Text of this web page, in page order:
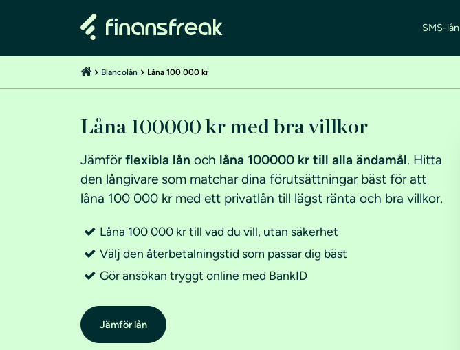
SMS-lån
Blancolån Låna 100 000 kr
Låna 100000 kr med bra villkor
Jämförflexibla lån och låna 100000 kr till alla ändamål. Hitta
den långivare som matchar dina förutsättningar bäst för att
låna 100 000 kr med ett privatlån till lägst ränta och bra villkor.
Låna 100 000 kr till vad du vill, utan säkerhet
Välj den återbetalningstid som passar dig bäst
Gör ansökan tryggt online med BankID
Jämför lån